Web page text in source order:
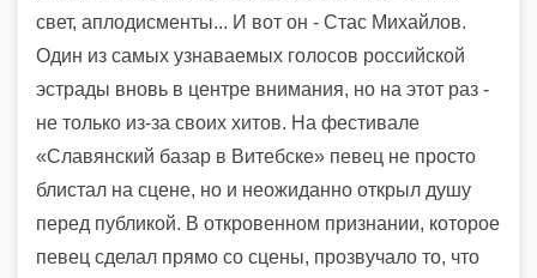
свет, аплодисменты... И вот он - Стас Михайлов.
Один из самых узнаваемых голосов российской
эстрады вновь в центре внимания, но на этот раз -
не только из-за своих хитов. На фестивале
«Славянский базар в Витебске» певец не просто
блистал на сцене, но и неожиданно открыл душу
перед публикой. В откровенном признании, которое
певец сделал прямо со сцены, прозвучало то, что